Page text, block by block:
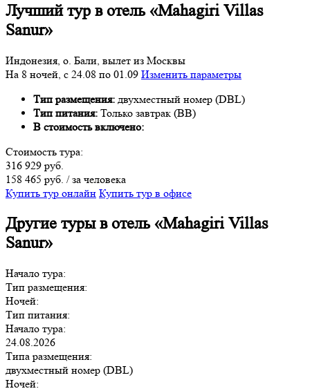
Лучший тур в отель «Mahagiri Villas
Sanur»
Индонезия, о. Бали, вылет из Москвы
На 8 ночей, с 24.08 по 01.09 Изменить параметры
Тип размещения: двухместный номер (DBL)
Тип питания: Только завтрак (BB)
В стоимость включено:
Стоимость тура:
316 929 руб.
158 465 руб. / за человека
Купить тур онлайн Купить тур в офисе
Другие туры в отель «Mahagiri Villas
Sanur»
Начало тура:
Тип размещения:
Ночей:
Тип питания:
Начало тура:
24.08.2026
Типа размещения:
двухместный номер (DBL)
Ночей: